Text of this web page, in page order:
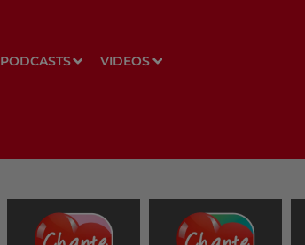
PODCASTS VIDEOS